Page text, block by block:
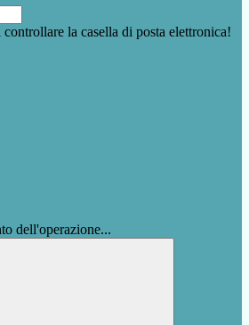
la casella di posta elettronica!
dell'operazione...